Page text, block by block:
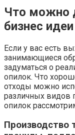
Что можно
бизнес идеи
Если у вас есть
занимающиеся
задуматься о
опилок. Что
отходы можно
различных видов
опилок
Производство